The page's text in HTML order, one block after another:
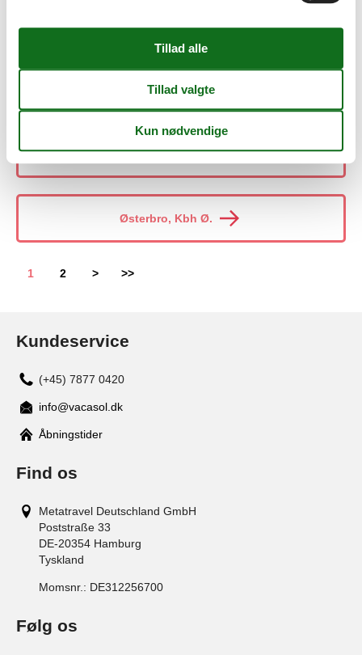
Øster Lyng
Øster Ulslev
Østerbro, Kbh Ø.
1 2 > >>
Kundeservice
(+45) 7877 0420
info@vacasol.dk
Åbningstider
Find os
Metatravel Deutschland GmbH
Poststraße 33
DE-20354 Hamburg
Tyskland
Momsnr.: DE312256700
Følg os